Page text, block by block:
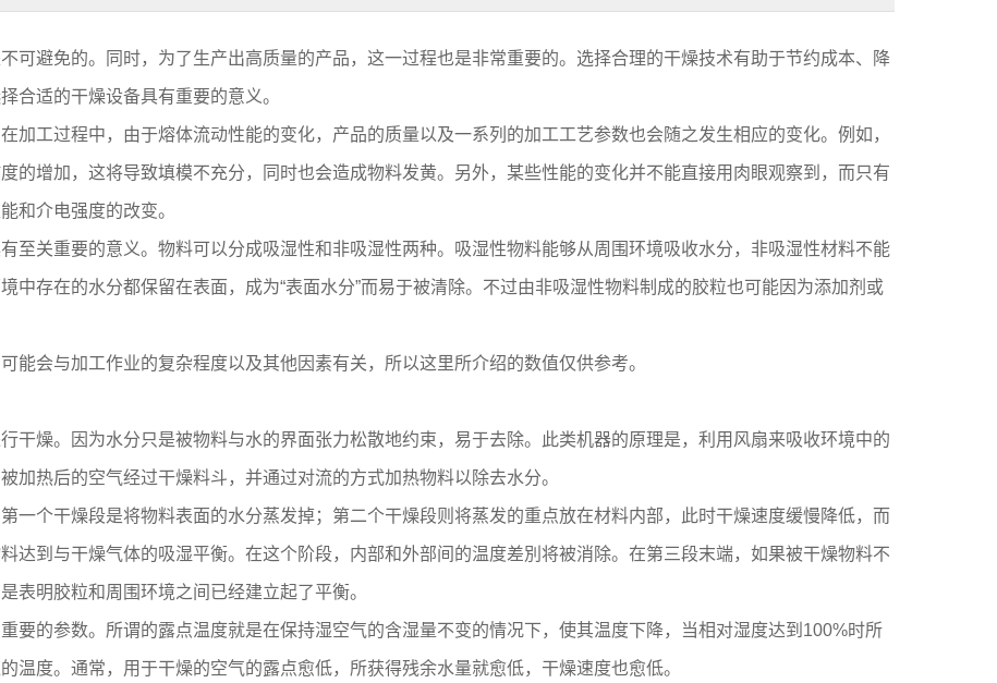
避免的。同时，为了生产出高质量的产品，这一过程也是非常重要的。选择合理的干燥技术有助于节约成本、降
合适的干燥设备具有重要的意义。
工过程中，由于熔体流动性能的变化，产品的质量以及一系列的加工工艺参数也会随之发生相应的变化。例如，
的增加，这将导致填模不充分，同时也会造成物料发黄。另外，某些性能的变化并不能直接用肉眼观察到，而只有
和介电强度的改变。
关重要的意义。物料可以分成吸湿性和非吸湿性两种。吸湿性物料能够从周围环境吸收水分，非吸湿性材料不能
中存在的水分都保留在表面，成为“表面水分”而易于被清除。不过由非吸湿性物料制成的胶粒也可能因为添加剂或
会与加工作业的复杂程度以及其他因素有关，所以这里所介绍的数值仅供参考。
燥。因为水分只是被物料与水的界面张力松散地约束，易于去除。此类机器的原理是，利用风扇来吸收环境中的
加热后的空气经过干燥料斗，并通过对流的方式加热物料以除去水分。
个干燥段是将物料表面的水分蒸发掉；第二个干燥段则将蒸发的重点放在材料内部，此时干燥速度缓慢降低，而
达到与干燥气体的吸湿平衡。在这个阶段，内部和外部间的温度差別将被消除。在第三段末端，如果被干燥物料不
表明胶粒和周围环境之间已经建立起了平衡。
的参数。所谓的露点温度就是在保持湿空气的含湿量不变的情况下，使其温度下降，当相对湿度达到100%时所
温度。通常，用于干燥的空气的露点愈低，所获得残余水量就愈低，干燥速度也愈低。